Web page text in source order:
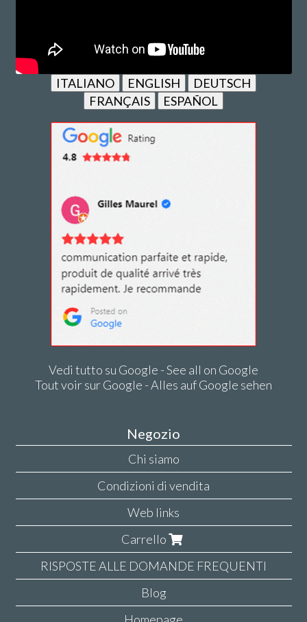
ITALIANO ENGLISH
DEUTSCH
FRANÇAIS
ESPAÑOL
Vedi tutto su Google - See all on Google
Tout voir sur Google - Alles auf Google sehen
Negozio
Chi siamo
Condizioni di vendita
Web links
Carrello
RISPOSTE ALLE DOMANDE FREQUENTI
Blog